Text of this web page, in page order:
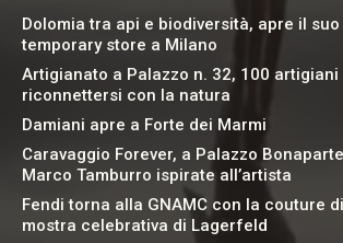
Dolomia tra api e biodiversità, apre il
temporary store a Milano
Artigianato a Palazzo n. 32, 100 artigiani
riconnettersi con la natura
Damiani apre a Forte dei Marmi
Caravaggio Forever, a Palazzo
Marco Tamburro ispirate all’artista
Fendi torna alla GNAMC con la couture
mostra celebrativa di Lagerfeld